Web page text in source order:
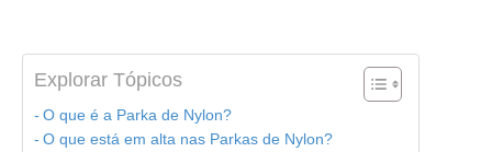
Explorar Tópicos
O que é a Parka de Nylon?
O que está em alta nas Parkas de Nylon?